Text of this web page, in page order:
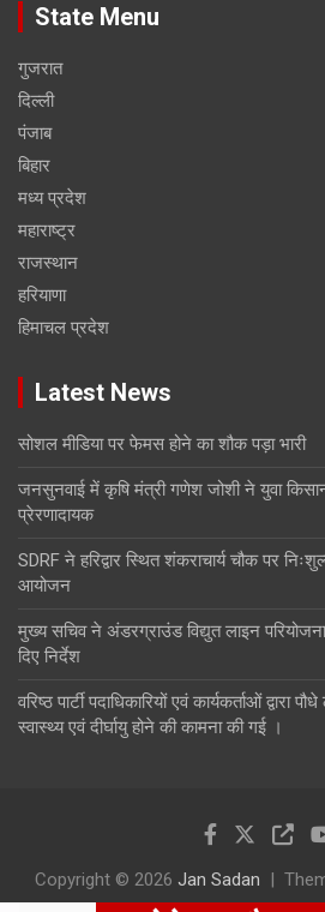
State Menu
गुजरात
दिल्ली
पंजाब
बिहार
मध्य प्रदेश
महाराष्ट्र
राजस्थान
हरियाणा
हिमाचल प्रदेश
Latest News
सोशल मीडिया पर फेमस होने का शौक पड़ा भारी
जनसुनवाई में कृषि मंत्री गणेश जोशी ने युवा
प्रेरणादायक
SDRF ने हरिद्वार स्थित शंकराचार्य चौक पर
आयोजन
मुख्य सचिव ने अंडरग्राउंड विद्युत लाइन
दिए निर्देश
वरिष्ठ पार्टी पदाधिकारियों एवं कार्यकर्ताओं
स्वास्थ्य एवं दीर्घायु होने की कामना की गई ।
Copyright © 2026 Jan Sadan